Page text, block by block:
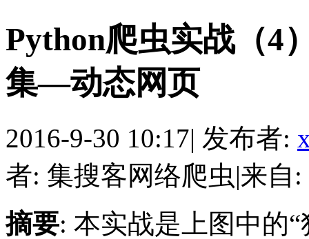
Python爬虫实战（4
集—动态网页
2016-9-30 10:17| 发布者:
者: 集搜客网络爬虫|来自
摘要: 本实战是上图中的